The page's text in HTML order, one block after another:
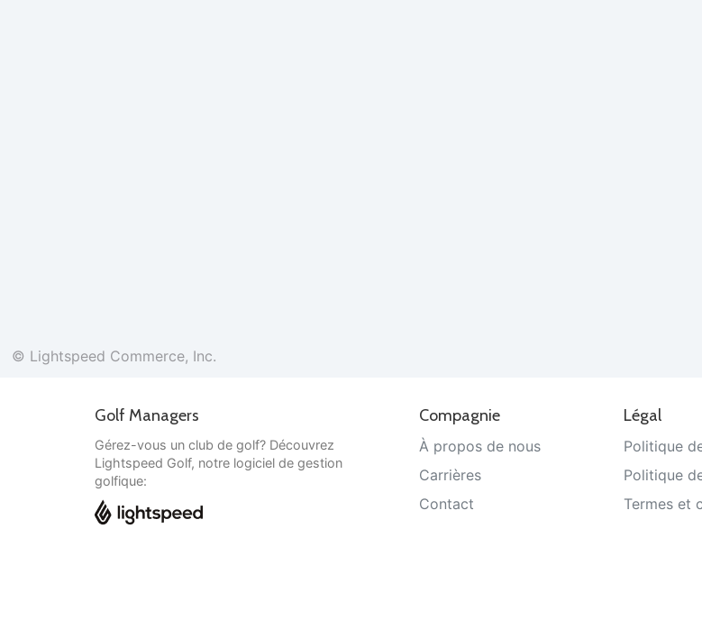
© Lightspeed Commerce, Inc.
Golf Managers
Gérez-vous un club de golf? Découvrez
Lightspeed Golf, notre logiciel de gestion
golfique:
Compagnie
À propos de nous
Carrières
Contact
Légal
Politique
Politique
Termes et